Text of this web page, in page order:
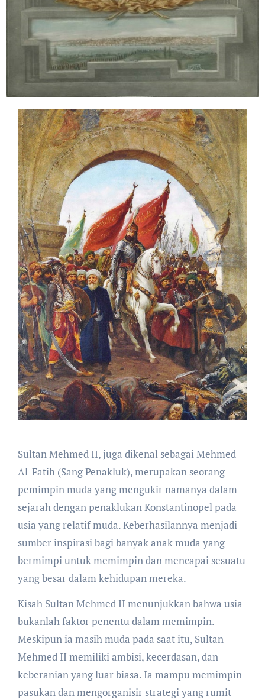
Sultan Mehmed II, juga dikenal sebagai Mehmed
Al-Fatih (Sang Penakluk), merupakan seorang
pemimpin muda yang mengukir namanya dalam
sejarah dengan penaklukan Konstantinopel pada
usia yang relatif muda. Keberhasilannya menjadi
sumber inspirasi bagi banyak anak muda yang
bermimpi untuk memimpin dan mencapai sesuatu
yang besar dalam kehidupan mereka.
Kisah Sultan Mehmed II menunjukkan bahwa usia
bukanlah faktor penentu dalam memimpin.
Meskipun ia masih muda pada saat itu, Sultan
Mehmed II memiliki ambisi, kecerdasan, dan
keberanian yang luar biasa. Ia mampu memimpin
pasukan dan mengorganisir strategi yang rumit